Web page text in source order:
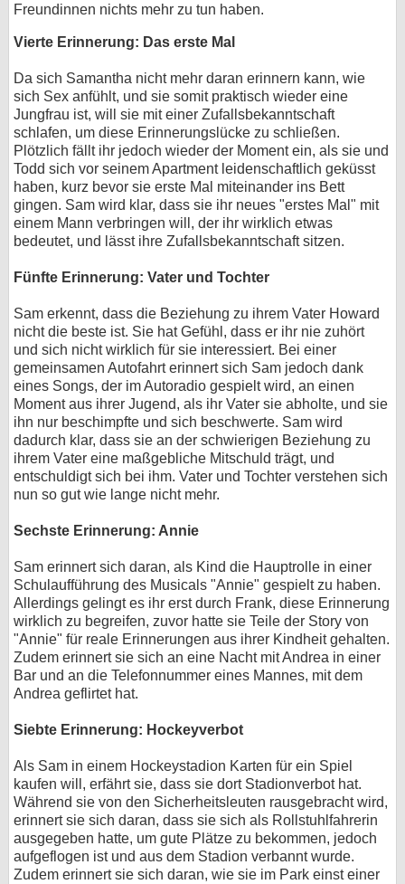
Freundinnen nichts mehr zu tun haben.
Vierte Erinnerung: Das erste Mal
Da sich Samantha nicht mehr daran erinnern kann, wie
sich Sex anfühlt, und sie somit praktisch wieder eine
Jungfrau ist, will sie mit einer Zufallsbekanntschaft
schlafen, um diese Erinnerungslücke zu schließen.
Plötzlich fällt ihr jedoch wieder der Moment ein, als sie und
Todd sich vor seinem Apartment leidenschaftlich geküsst
haben, kurz bevor sie erste Mal miteinander ins Bett
gingen. Sam wird klar, dass sie ihr neues "erstes Mal" mit
einem Mann verbringen will, der ihr wirklich etwas
bedeutet, und lässt ihre Zufallsbekanntschaft sitzen.
Fünfte Erinnerung: Vater und Tochter
Sam erkennt, dass die Beziehung zu ihrem Vater Howard
nicht die beste ist. Sie hat Gefühl, dass er ihr nie zuhört
und sich nicht wirklich für sie interessiert. Bei einer
gemeinsamen Autofahrt erinnert sich Sam jedoch dank
eines Songs, der im Autoradio gespielt wird, an einen
Moment aus ihrer Jugend, als ihr Vater sie abholte, und sie
ihn nur beschimpfte und sich beschwerte. Sam wird
dadurch klar, dass sie an der schwierigen Beziehung zu
ihrem Vater eine maßgebliche Mitschuld trägt, und
entschuldigt sich bei ihm. Vater und Tochter verstehen sich
nun so gut wie lange nicht mehr.
Sechste Erinnerung: Annie
Sam erinnert sich daran, als Kind die Hauptrolle in einer
Schulaufführung des Musicals "Annie" gespielt zu haben.
Allerdings gelingt es ihr erst durch Frank, diese Erinnerung
wirklich zu begreifen, zuvor hatte sie Teile der Story von
"Annie" für reale Erinnerungen aus ihrer Kindheit gehalten.
Zudem erinnert sie sich an eine Nacht mit Andrea in einer
Bar und an die Telefonnummer eines Mannes, mit dem
Andrea geflirtet hat.
Siebte Erinnerung: Hockeyverbot
Als Sam in einem Hockeystadion Karten für ein Spiel
kaufen will, erfährt sie, dass sie dort Stadionverbot hat.
Während sie von den Sicherheitsleuten rausgebracht wird,
erinnert sie sich daran, dass sie sich als Rollstuhlfahrerin
ausgegeben hatte, um gute Plätze zu bekommen, jedoch
aufgeflogen ist und aus dem Stadion verbannt wurde.
Zudem erinnert sie sich daran, wie sie im Park einst einer